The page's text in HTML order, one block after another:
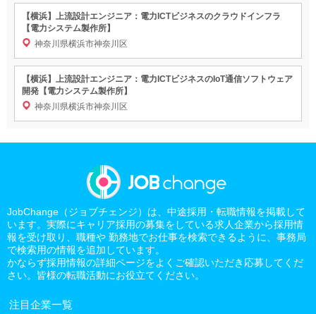
【横浜】上流設計エンジニア：電力ICTビジネスのクラウドインフラ
【電力システム製作所】
神奈川県横浜市神奈川区
【横浜】上流設計エンジニア：電力ICTビジネスのIoT通信ソフトウェア
開発【電力システム製作所】
神奈川県横浜市神奈川区
JobChange（ジョブチェンジ）は、中途採用・転職情報を掲載して
います。実際にキャリア採用の募集をしている求人企業から採用情
報を受け取り、職種や 勤務地でお仕事を検索できるように、事務局
で検索用の情報を追加しています。
かならず採用情報の詳細ページをよくご確認いただき応募してくだ
さい。皆様の転職活動にお役立てください。
注目企業一覧